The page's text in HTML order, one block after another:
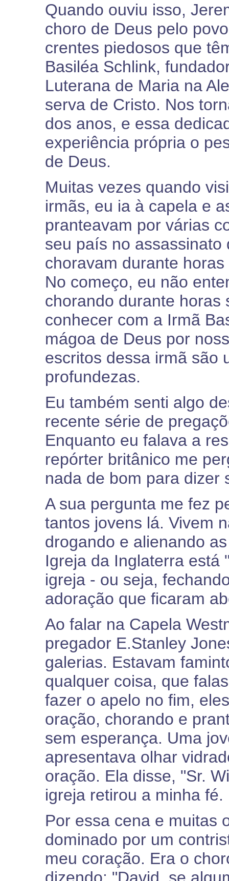
Quando ouviu isso,
choro de Deus pelo
crentes piedosos que
Basiléa Schlink,
Luterana de Maria na
serva de Cristo. Nos
dos anos, e essa
experiência própria o
de Deus.
Muitas vezes quando
irmãs, eu ia à capela e
pranteavam por várias
seu país no assassinato
choravam durante
No começo, eu não
chorando durante horas
conhecer com a Irmã
mágoa de Deus por
escritos dessa irmã são
profundezas.
Eu também senti algo
recente série de
Enquanto eu falava a
repórter britânico me
nada de bom para dizer
A sua pergunta me fez
tantos jovens lá. Vivem
drogando e alienando
Igreja da Inglaterra está
igreja - ou seja,
adoração que ficaram
Ao falar na Capela
pregador E.Stanley
galerias. Estavam
qualquer coisa, que
fazer o apelo no fim,
oração, chorando e
sem esperança. Uma
apresentava olhar
oração. Ela disse, "Sr.
igreja retirou a minha
Por essa cena e muitas
dominado por um
meu coração. Era o